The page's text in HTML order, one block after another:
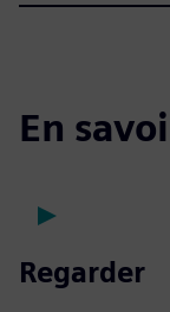
En
Regarder